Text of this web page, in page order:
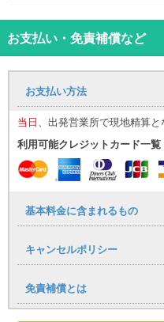
【那覇空港送迎について（
ら！
那覇空港までの送迎サービス
■ 運行時間
9:30〜17:30（1時間おきに運行
到着時間に応じて、最寄りの
（例：９：００までに那覇空
空港への送りは１７：００発
下さい。
■ 乗車場所
⸻
【公式LINE登録のお願い】
・LINE ID：@661gpual
公式LINE登録の際に下記情報
・お名前（フルネーム）
お支払い・免責補償など
お支払い方法
当日、出発営業所で現地精算と
利用可能クレジットカード一覧
基本料金に含まれるもの
キャンセルポリシー
免責補償とは